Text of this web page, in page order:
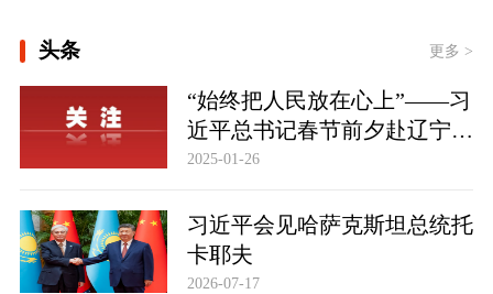
头条 更多 >
“始终把人民放在心上”——习
近平总书记春节前夕赴辽宁看
望慰问基层干部群众纪实
2025-01-26
习近平会见哈萨克斯坦总统托
卡耶夫
2026-07-17